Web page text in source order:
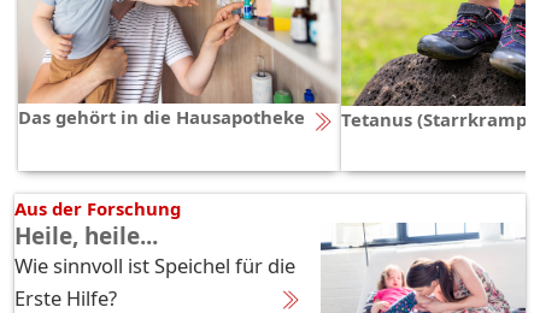
Das gehört in die Hausapotheke Tetanus
Aus der Forschung
Heile, heile...
Wie sinnvoll ist Speichel für die
Erste Hilfe?